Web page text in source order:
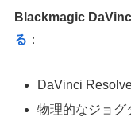
Blackmagic
る ：
DaVinci
物理的なジョグ